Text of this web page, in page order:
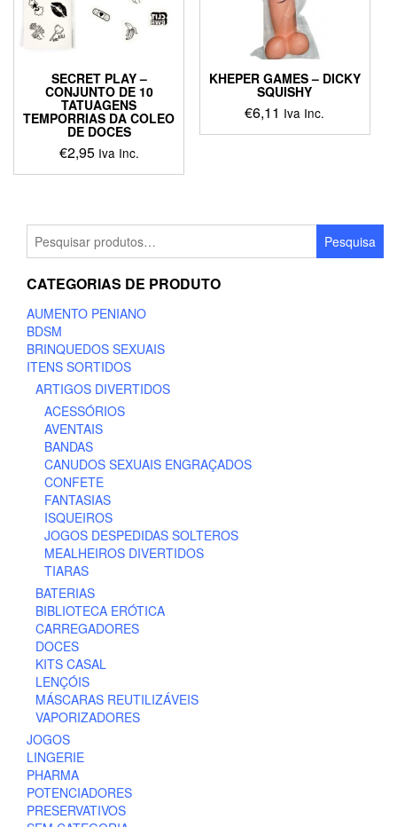
SECRET PLAY –
CONJUNTO DE 10
TATUAGENS
TEMPORRIAS DA COLEO
DE DOCES
€2,95 Iva Inc.
KHEPER GAMES – DICKY
SQUISHY
€6,11 Iva Inc.
por:
Pesquisa
CATEGORIAS DE PRODUTO
AUMENTO PENIANO
BDSM
BRINQUEDOS SEXUAIS
ITENS SORTIDOS
ARTIGOS DIVERTIDOS
ACESSÓRIOS
AVENTAIS
BANDAS
CANUDOS SEXUAIS ENGRAÇADOS
CONFETE
FANTASIAS
ISQUEIROS
JOGOS DESPEDIDAS SOLTEROS
MEALHEIROS DIVERTIDOS
TIARAS
BATERIAS
BIBLIOTECA ERÓTICA
CARREGADORES
DOCES
KITS CASAL
LENÇÓIS
MÁSCARAS REUTILIZÁVEIS
VAPORIZADORES
JOGOS
LINGERIE
PHARMA
POTENCIADORES
PRESERVATIVOS